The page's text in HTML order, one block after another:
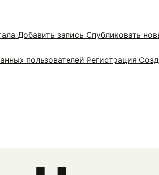
Добавить запись Опубликовать
пользователей Регистрация